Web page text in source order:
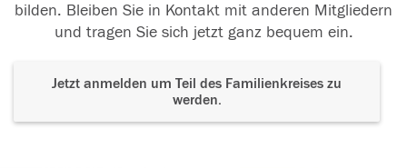
bilden. Bleiben Sie in Kontakt mit anderen Mitgliedern
und tragen Sie sich jetzt ganz bequem ein.
Jetzt anmelden um Teil des Familienkreises zu
werden.